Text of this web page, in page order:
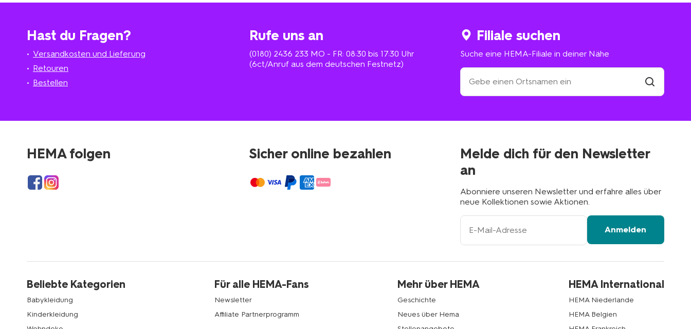
Hast du Fragen?
Versandkosten und Lieferung
Retouren
Bestellen
Rufe uns an
(0180) 2436 233 MO - FR: 08:30 bis 17:30 Uhr
(6ct/Anruf aus dem deutschen Festnetz)
Filiale suchen
Suche eine HEMA-Filiale in deiner Nähe
Suche
eine
HEMA-
deiner
Filiale
HEMA folgen Sicher online bezahlen
Melde dich für den Newsletter
an
Abonniere unseren Newsletter und erfahre alles über
neue Kollektionen sowie Aktionen.
Ihre
Anmelden
Beliebte Kategorien
Babykleidung
Kinderkleidung
Für alle HEMA-Fans
Newsletter
Affiliate Partnerprogramm
Mehr über HEMA
Geschichte
Neues über Hema
HEMA International
HEMA Niederlande
HEMA Belgien